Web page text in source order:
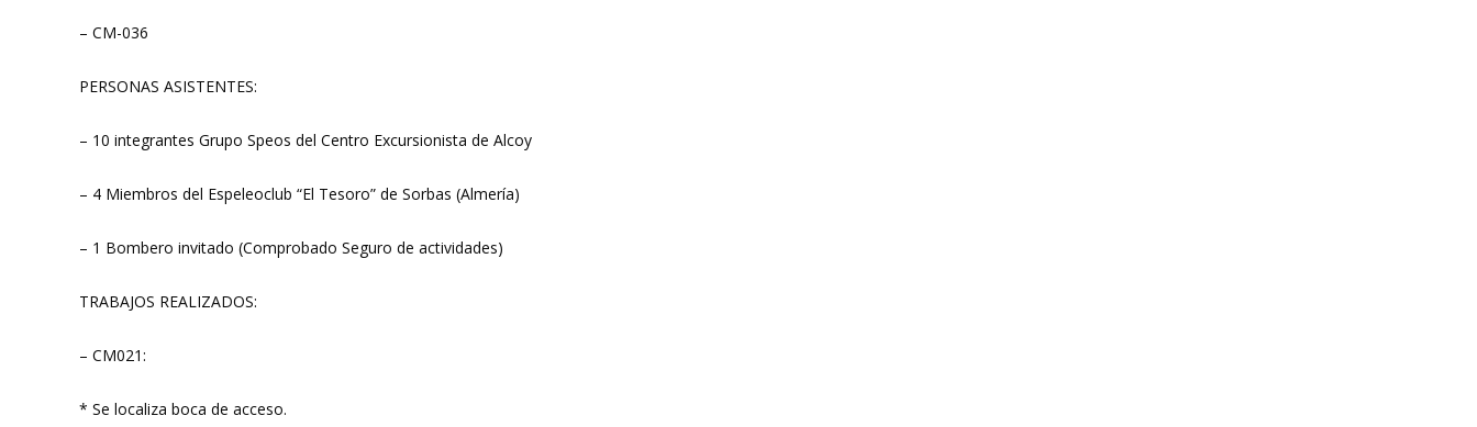
– CM-036
PERSONAS ASISTENTES:
– 10 integrantes Grupo Speos del Centro Excursionista de Alcoy
– 4 Miembros del Espeleoclub “El Tesoro” de Sorbas (Almería)
– 1 Bombero invitado (Comprobado Seguro de actividades)
TRABAJOS REALIZADOS:
– CM021:
* Se localiza boca de acceso.